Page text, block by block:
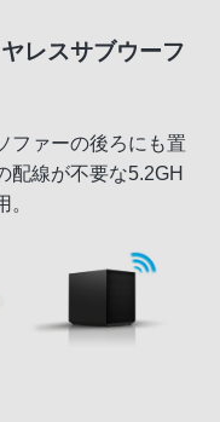
レスサブウーフ
ファーの後ろにも置
配線が不要な5.2GH